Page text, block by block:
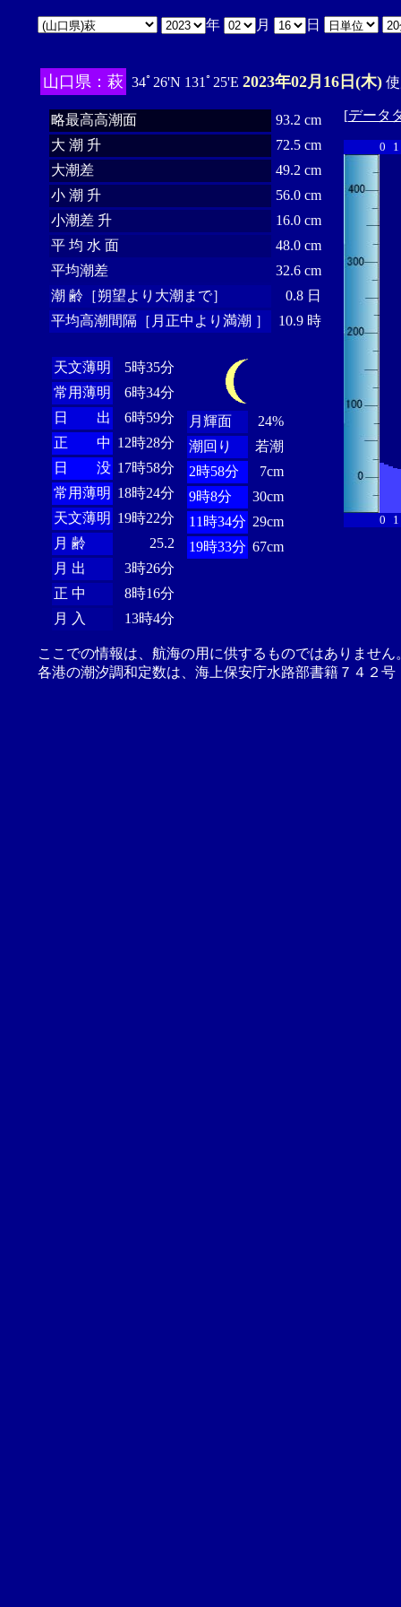
年 月 日
山口県：萩 34ﾟ26'N 131ﾟ25'E 2023年02月16日(木)
略最高高潮面
93.2 cm
大 潮 升
72.5 cm
大潮差
49.2 cm
小 潮 升
56.0 cm
小潮差 升
16.0 cm
平 均 水 面
48.0 cm
平均潮差
32.6 cm
潮 齢［朔望より大潮まで］
0.8 日
平均高潮間隔［月正中より満潮 ］
10.9 時
天文薄明
5時35分
常用薄明
6時34分
日 出
6時59分
正 中 12時28分
日 没 17時58分
常用薄明 18時24分
天文薄明 19時22分
月 齢
25.2
月 出
3時26分
正 中
8時16分
月 入
13時4分
月輝面
24%
潮回り
若潮
2時58分
7cm
9時8分
30cm
11時34分 29cm
19時33分 67cm
[データ
0 1
0 1
ここでの情報は、航海の用に供するものではありませ
各港の潮汐調和定数は、海上保安庁水路部書籍７４２